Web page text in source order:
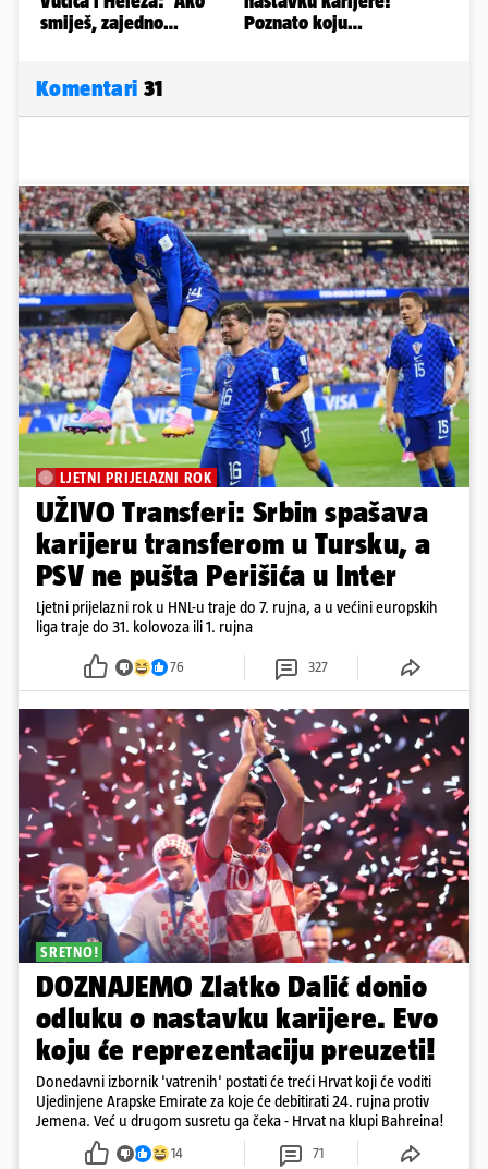
Komentari 31
LJETNI PRIJELAZNI ROK
UŽIVO Transferi: Srbin spašava
karijeru transferom u Tursku, a
PSV ne pušta Perišića u Inter
Ljetni prijelazni rok u HNL-u traje do 7. rujna, a u većini europskih
liga traje do 31. kolovoza ili 1. rujna
76 327
SRETNO!
DOZNAJEMO Zlatko Dalić donio
odluku o nastavku karijere. Evo
koju će reprezentaciju preuzeti!
Donedavni izbornik 'vatrenih' postati će treći Hrvat koji će voditi
Ujedinjene Arapske Emirate za koje će debitirati 24. rujna protiv
Jemena. Već u drugom susretu ga čeka - Hrvat na klupi Bahreina!
14 71